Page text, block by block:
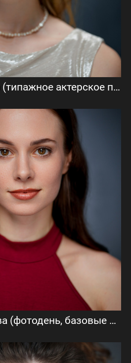
Полина Долгова (типажное актерское портфолио)
Екатерина Ляхова (фотодень, базовые актерские фото)